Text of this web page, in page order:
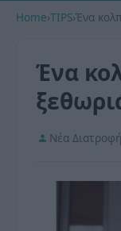
Home›TIPS›Ένα
Ένα
Νέα